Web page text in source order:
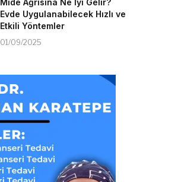
Evde Uygulanabilecek Hızlı ve
Etkili Yöntemler
01/09/2025